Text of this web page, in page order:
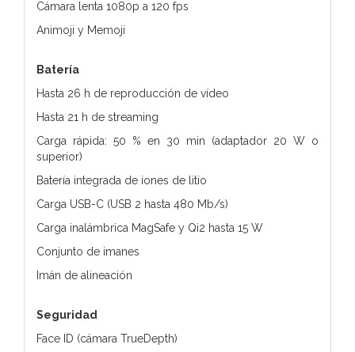
Cámara lenta 1080p a 120 fps
Animoji y Memoji
Batería
Hasta 26 h de reproducción de vídeo
Hasta 21 h de streaming
Carga rápida: 50 % en 30 min (adaptador 20 W o
superior)
Batería integrada de iones de litio
Carga USB-C (USB 2 hasta 480 Mb/s)
Carga inalámbrica MagSafe y Qi2 hasta 15 W
Conjunto de imanes
Imán de alineación
Seguridad
Face ID (cámara TrueDepth)